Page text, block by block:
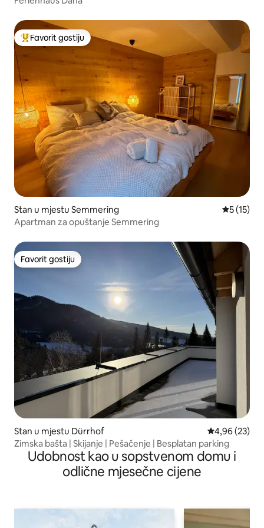
Glavni favorit gostiju
Favorit gostiju
Stan u mjestu Semmering prosječna
5 (15)
Apartman za opuštanje Semmering
Favorit gostiju
Favorit gostiju
Stan u mjestu Dürrhof prosječna
4,96 (23)
Zimska bašta | Skijanje | Pešačenje | Besplatan parking
Udobnost kao u sopstvenom domu i
odlične mjesečne cijene